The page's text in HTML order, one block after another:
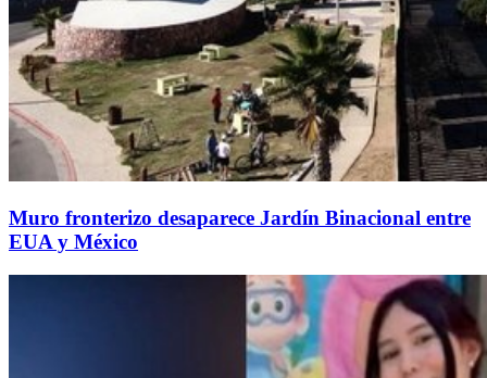
Muro fronterizo desaparece Jardín Binacional entre
EUA y México